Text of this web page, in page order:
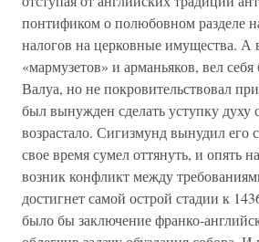
понтификом о полюбовном разделе
налогов на церковные имущества.
«мармузетов» и арманьяков, вел
Валуа, но не покровительствовал
был вынужден сделать уступку духу
возрастало. Сигизмунд вынудил его
свое время сумел оттянуть, и опять
возник конфликт между
достигнет самой острой стадии к
было бы заключение франко-